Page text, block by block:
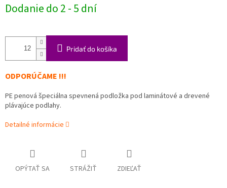
Dodanie do 2 - 5 dní
Pridať do košíka
ODPORÚČAME !!!
PE penová špeciálna spevnená podložka pod laminátové a drevené
plávajúce podlahy.
Detailné informácie
OPÝTAŤ SA STRÁŽIŤ ZDIEĽAŤ